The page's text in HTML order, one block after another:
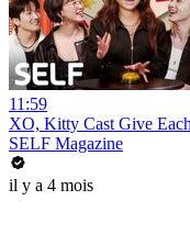
11:59
XO, Kitty Cast Give
SELF Magazine
il y a 4 mois